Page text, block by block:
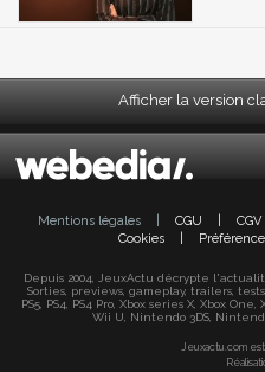
Afficher la version
Mentions légales CGU CGV
Cookies
Depuis 2004, JeuxActu décrypte
Sorties, previews, gameplay, trailers,
PS5, PS4, PS4 Pro, Xbox series X, Xbox
Wii U, Nintendo 3DS, Nintendo
Jeuxactu.com